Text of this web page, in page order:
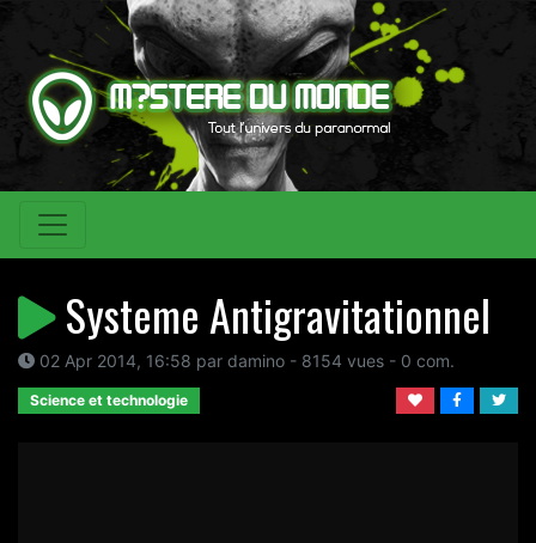
Systeme Antigravitationnel
02 Apr 2014, 16:58 par damino - 8154 vues - 0 com.
Science et technologie